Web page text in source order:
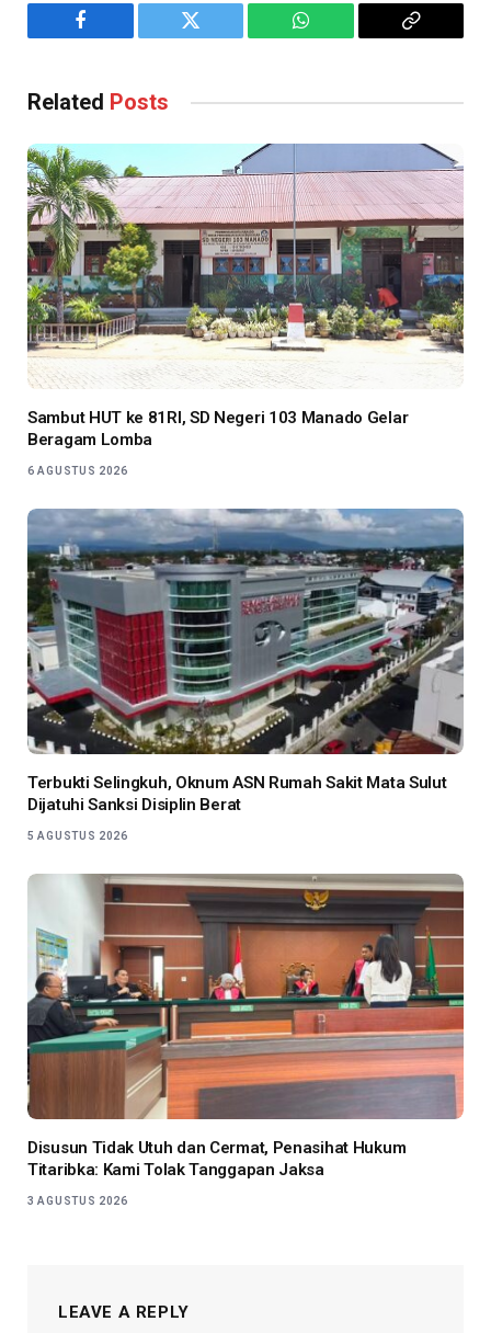
Facebook Twitter WhatsApp
Copy
Related Posts
Sambut HUT ke 81RI, SD Negeri 103 Manado Gelar
Beragam Lomba
6 AGUSTUS 2026
Terbukti Selingkuh, Oknum ASN Rumah Sakit Mata Sulut
Dijatuhi Sanksi Disiplin Berat
5 AGUSTUS 2026
Disusun Tidak Utuh dan Cermat, Penasihat Hukum
Titaribka: Kami Tolak Tanggapan Jaksa
3 AGUSTUS 2026
LEAVE A REPLY